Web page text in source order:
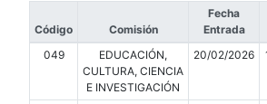
Código Comisión
Fecha
Entrada
049
EDUCACIÓN,
CULTURA, CIENCIA
E INVESTIGACIÓN
20/02/2026